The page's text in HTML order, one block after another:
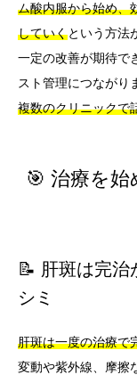
ム酸内服から始め、
していくという方法
一定の改善が期待で
スト管理につながり
複数のクリニックで
🎯 治療を
📝 肝斑は完治
シミ
肝斑は一度の治療で
変動や紫外線、摩擦